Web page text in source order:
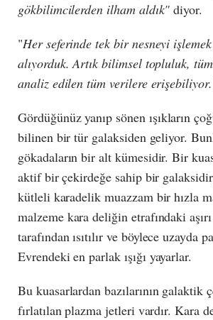
gökbilimcilerden ilham aldık" diyor.
"Her seferinde tek bir nesneyi
alıyorduk. Artık bilimsel topluluk,
analiz edilen tüm verilere
Gördüğünüz yanıp sönen ışıkların
bilinen bir tür galaksiden geliyor.
gökadaların bir alt kümesidir. Bir
aktif bir çekirdeğe sahip bir
kütleli karadelik muazzam bir hızla
malzeme kara deliğin etrafındaki
tarafından ısıtılır ve böylece uzayda
Evrendeki en parlak ışığı yayarlar.
Bu kuasarlardan bazılarının galaktik
fırlatılan plazma jetleri vardır. Kara